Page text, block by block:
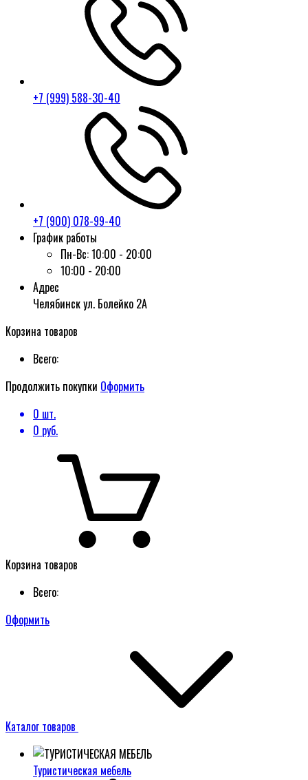
+7 (999) 588-30-40
+7 (900) 078-99-40
График работы
Пн-Вс:10:00 - 20:00
10:00 - 20:00
Адрес
Челябинск ул. Болейко 2А
Корзина товаров
Всего:
Продолжить покупки Оформить
0 шт.
0 руб.
Корзина товаров
Всего:
Оформить
Каталог товаров
Туристическая мебель